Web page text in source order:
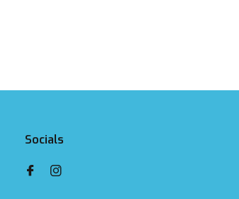
Socials